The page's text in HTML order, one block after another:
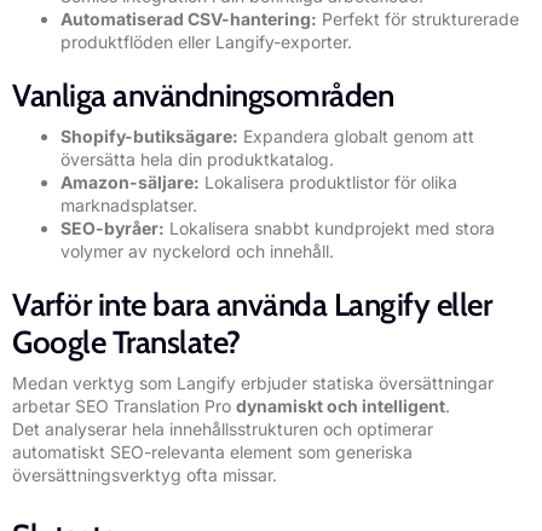
Automatiserad CSV-hantering: Perfekt för strukturerade
produktflöden eller Langify-exporter.
Vanliga användningsområden
Shopify-butiksägare: Expandera globalt genom att
översätta hela din produktkatalog.
Amazon-säljare: Lokalisera produktlistor för olika
marknadsplatser.
SEO-byråer: Lokalisera snabbt kundprojekt med stora
volymer av nyckelord och innehåll.
Varför inte bara använda Langify eller
Google Translate?
Medan verktyg som Langify erbjuder statiska översättningar
arbetar SEO Translation Pro dynamiskt och intelligent.
Det analyserar hela innehållsstrukturen och optimerar
automatiskt SEO-relevanta element som generiska
översättningsverktyg ofta missar.